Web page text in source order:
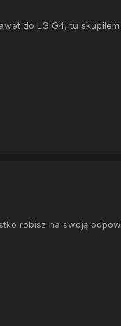
do LG G4, tu skupiłem
robisz na swoją